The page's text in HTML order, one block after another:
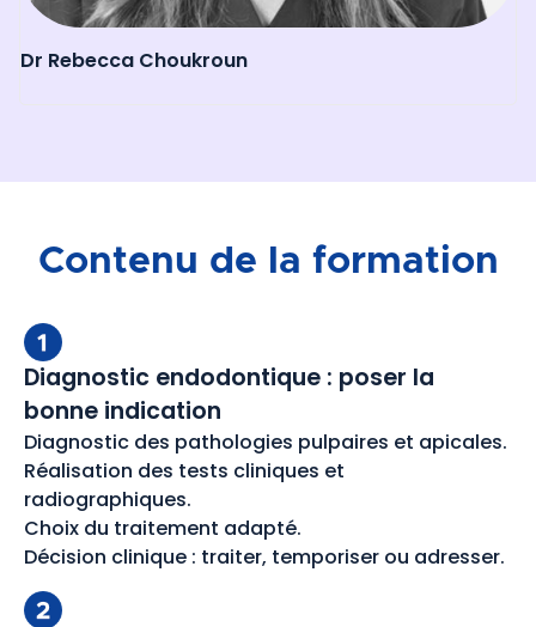
Dr Rebecca Choukroun
Contenu de la formation
Diagnostic endodontique : poser la
bonne indication
Diagnostic des pathologies pulpaires et apicales.
Réalisation des tests cliniques et
radiographiques.
Choix du traitement adapté.
Décision clinique : traiter, temporiser ou adresser.